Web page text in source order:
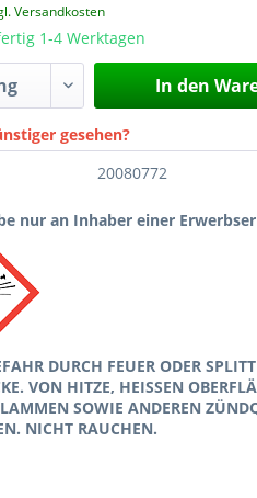
Versandkosten
1-4 Werktagen
In den
gesehen?
20080772
nur an Inhaber einer
DURCH FEUER ODER
VON HITZE, HEISSEN
SOWIE ANDEREN
NICHT RAUCHEN.